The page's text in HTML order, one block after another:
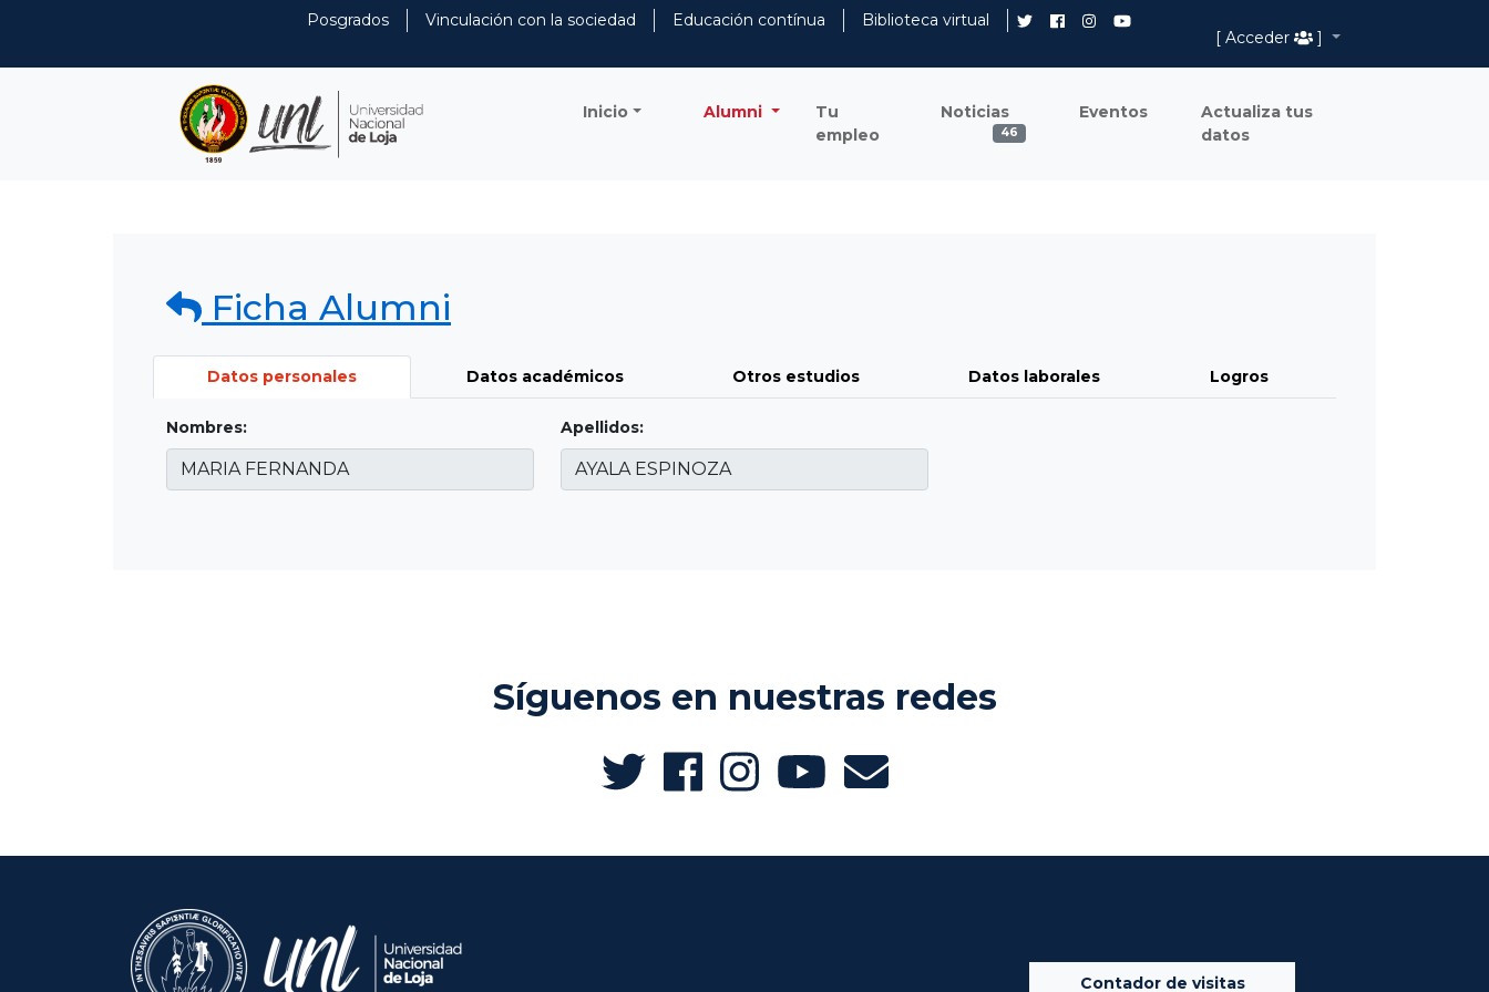
Posgrados Vinculación con la sociedad Educación contínua
Biblioteca virtual
[ Acceder
]
Inicio Alumni
Tu
empleo
Noticias
46
Eventos
Actualiza tus
datos
Ficha Alumni
Datos personales Datos académicos Otros estudios Datos laborales Logros
Nombres: Apellidos:
Síguenos en nuestras redes
Contador de visitas